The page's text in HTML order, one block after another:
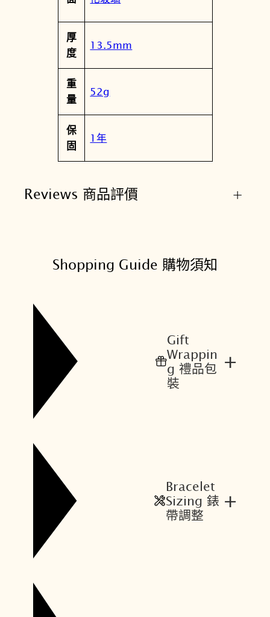
厚
度
13.5mm
重
量
52g
保
固
1年
Reviews 商品評價 +
Shopping Guide 購物須知
Gift
Wrappin
g 禮品包
裝
+
Bracelet
Sizing 錶
帶調整
+